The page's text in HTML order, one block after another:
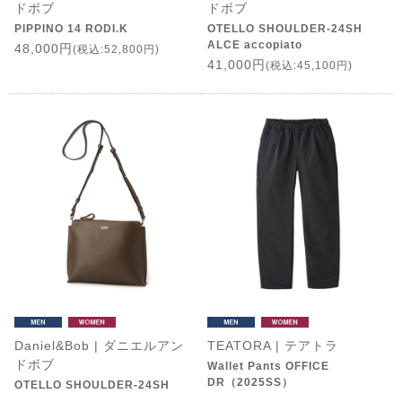
ドボブ
PIPPINO 14 RODI.K
48,000円 (税込:52,800円)
ドボブ
OTELLO SHOULDER-24SH
ALCE accopiato
41,000円 (税込:45,100円)
Daniel&Bob | ダニエルアン
ドボブ
OTELLO SHOULDER-24SH
TEATORA | テアトラ
Wallet Pants OFFICE
DR（2025SS）